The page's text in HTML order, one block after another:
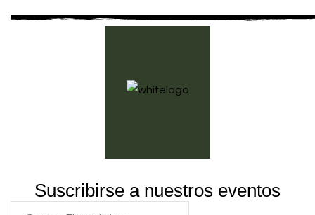
Suscribirse a nuestros eventos